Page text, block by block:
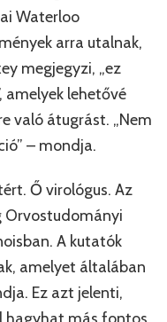
Waterloo
arra utalnak,
megjegyzi, „ez
amelyek lehetővé
való átugrást. „Nem
– mondja.
Ő virológus. Az
Orvostudományi
A kutatók
amelyet általában
Ez azt jelenti,